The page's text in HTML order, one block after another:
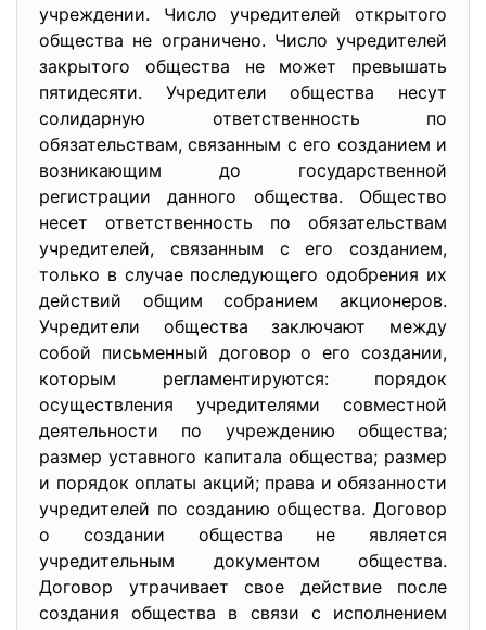
учреждении. Число учредителей открытого
общества не ограничено. Число учредителей
закрытого общества не может превышать
пятидесяти. Учредители общества несут
солидарную ответственность по
обязательствам, связанным с его созданием и
возникающим до государственной
регистрации данного общества. Общество
несет ответственность по обязательствам
учредителей, связанным с его созданием,
только в случае последующего одобрения их
действий общим собранием акционеров.
Учредители общества заключают между
собой письменный договор о его создании,
которым регламентируются: порядок
осуществления учредителями совместной
деятельности по учреждению общества;
размер уставного капитала общества; размер
и порядок оплаты акций; права и обязанности
учредителей по созданию общества. Договор
о создании общества не является
учредительным документом общества.
Договор утрачивает свое действие после
создания общества в связи с исполнением